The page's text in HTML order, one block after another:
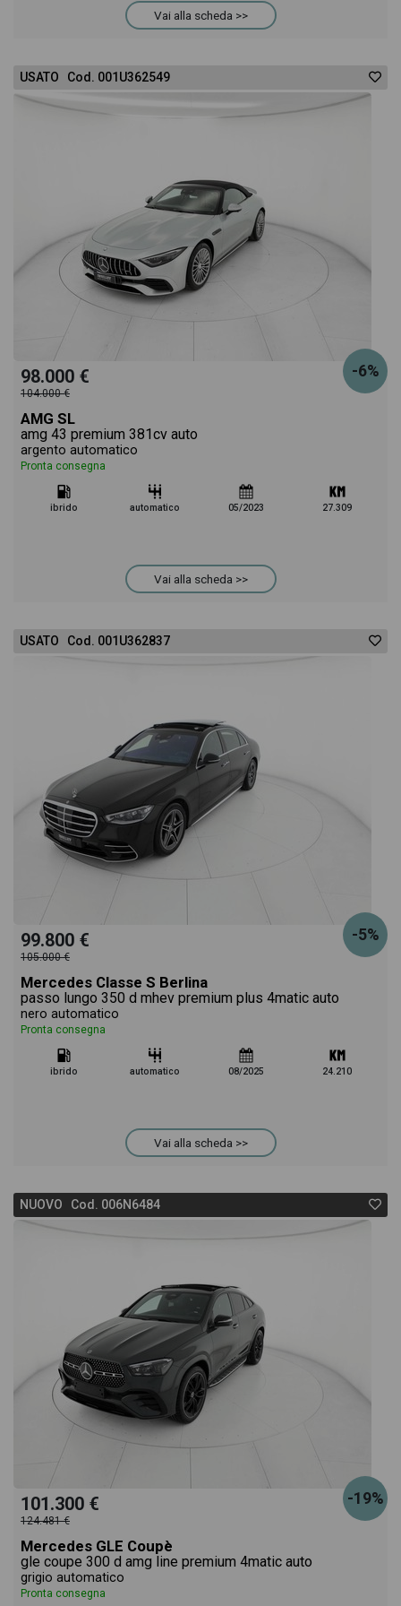
Vai alla scheda >>
USATO Cod. 001U362549
-6%
98.000 €
104.000 €
AMG SL
amg 43 premium 381cv auto
argento automatico
Pronta consegna
ibrido automatico 05/2023 27.309
Vai alla scheda >>
USATO Cod. 001U362837
-5%
99.800 €
105.000 €
Mercedes Classe S Berlina
passo lungo 350 d mhev premium plus 4matic auto
nero automatico
Pronta consegna
ibrido automatico 08/2025 24.210
Vai alla scheda >>
NUOVO Cod. 006N6484
-19%
101.300 €
124.481 €
Mercedes GLE Coupè
gle coupe 300 d amg line premium 4matic auto
grigio automatico
Pronta consegna